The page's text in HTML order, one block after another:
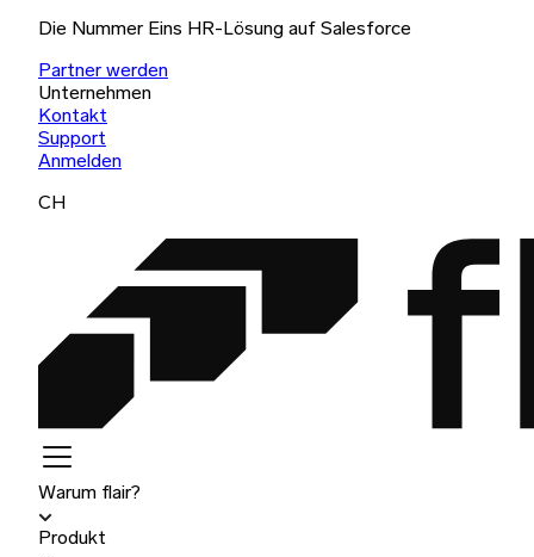
Die Nummer Eins HR-Lösung auf Salesforce
Partner werden
Unternehmen
Kontakt
Support
Anmelden
CH
Warum flair?
Produkt